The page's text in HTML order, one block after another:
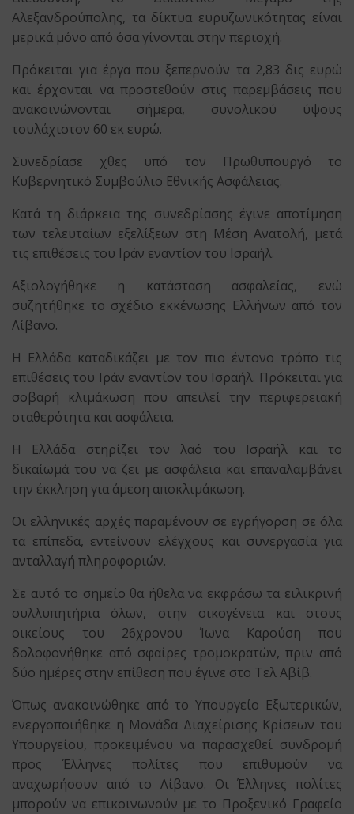
Αλεξανδρούπολης, τα δίκτυα ευρυζωνικότητας είναι
μερικά μόνο από όσα γίνονται στην περιοχή.
Πρόκειται για έργα που ξεπερνούν τα 2,83 δις ευρώ
και έρχονται να προστεθούν στις παρεμβάσεις που
ανακοινώνονται σήμερα, συνολικού ύψους
τουλάχιστον 60 εκ ευρώ.
Συνεδρίασε χθες υπό τον Πρωθυπουργό το
Κυβερνητικό Συμβούλιο Εθνικής Ασφάλειας.
Κατά τη διάρκεια της συνεδρίασης έγινε αποτίμηση
των τελευταίων εξελίξεων στη Μέση Ανατολή, μετά
τις επιθέσεις του Ιράν εναντίον του Ισραήλ.
Αξιολογήθηκε η κατάσταση ασφαλείας, ενώ
συζητήθηκε το σχέδιο εκκένωσης Ελλήνων από τον
Λίβανο.
Η Ελλάδα καταδικάζει με τον πιο έντονο τρόπο τις
επιθέσεις του Ιράν εναντίον του Ισραήλ. Πρόκειται για
σοβαρή κλιμάκωση που απειλεί την περιφερειακή
σταθερότητα και ασφάλεια.
Η Ελλάδα στηρίζει τον λαό του Ισραήλ και το
δικαίωμά του να ζει με ασφάλεια και επαναλαμβάνει
την έκκληση για άμεση αποκλιμάκωση.
Οι ελληνικές αρχές παραμένουν σε εγρήγορση σε όλα
τα επίπεδα, εντείνουν ελέγχους και συνεργασία για
ανταλλαγή πληροφοριών.
Σε αυτό το σημείο θα ήθελα να εκφράσω τα ειλικρινή
συλλυπητήρια όλων, στην οικογένεια και στους
οικείους του 26χρονου Ίωνα Καρούση που
δολοφονήθηκε από σφαίρες τρομοκρατών, πριν από
δύο ημέρες στην επίθεση που έγινε στο Τελ Αβίβ.
Όπως ανακοινώθηκε από το Υπουργείο Εξωτερικών,
ενεργοποιήθηκε η Μονάδα Διαχείρισης Κρίσεων του
Υπουργείου, προκειμένου να παρασχεθεί συνδρομή
προς Έλληνες πολίτες που επιθυμούν να
αναχωρήσουν από το Λίβανο. Οι Έλληνες πολίτες
μπορούν να επικοινωνούν με το Προξενικό Γραφείο